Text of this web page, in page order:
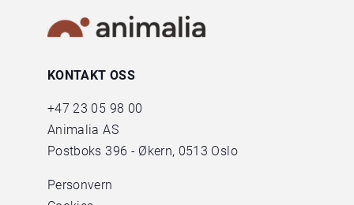
KONTAKT OSS
+47 23 05 98 00
Animalia AS
Postboks 396 - Økern, 0513 Oslo
Personvern